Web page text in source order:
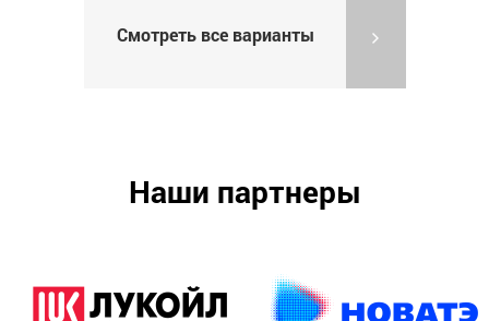
Смотреть все варианты
Наши партнеры